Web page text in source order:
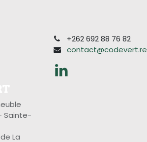
+262 692 88 76 82
contact@codevert.re
Sainte-
La